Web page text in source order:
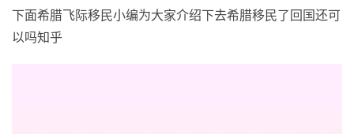
下面希腊飞际移民小编为大家介绍下去希腊移民了回国还可
以吗知乎